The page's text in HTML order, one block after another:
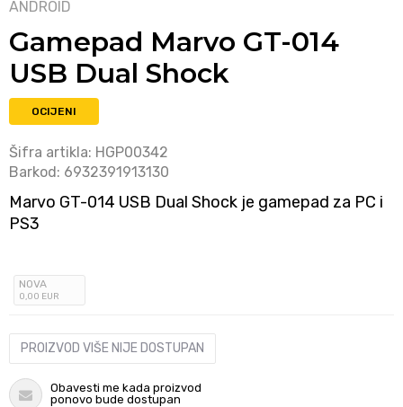
ANDROID
Gamepad Marvo GT-014
USB Dual Shock
OCIJENI
Šifra artikla: HGP00342
Barkod: 6932391913130
Marvo GT-014 USB Dual Shock je gamepad za PC i
PS3
NOVA
0,00 EUR
PROIZVOD VIŠE NIJE DOSTUPAN
Obavesti me kada proizvod
ponovo bude dostupan